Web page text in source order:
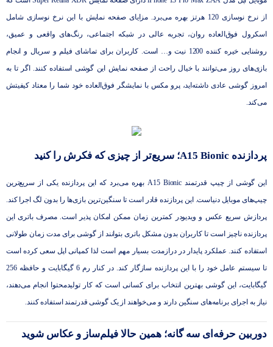
از نرخ نوسازی 120 هرتز بهره می‌برد. مزایای صفحه نمایش با این نرخ نوسازی شامل
اسکرول فوق‌العاده روان، تجربه عالی در شبکه اجتماعی، رنگ‌های واقعی و عمیق،
روشنایی خیره کننده 1200 نیت و… است. کاربران برای تماشای فیلم و سریال و انجام
بازی‌های روز می‌توانند با خیال راحت از صفحه نمایش این گوشی استفاده کنند. اگر تا به
امروز گوشی عادی داشته‌اید، پرو مکس با نمایشگر فوق‌العاده خود شما را معتاد کیفیتش
می‌کند.
پردازنده A15 Bionic؛ سریع‌تر از چیزی که فکرش را کنید
این گوشی از چیپ قدرتمند A15 Bionic بهره می‌برد که این پردازنده یکی از سریع‌ترین
چیپ‌های موبایل دنیاست. این پردازنده قادر است تا سنگین‌ترین بازی‌ها را بدون لگ اجرا کند.
پردازش سریع عکس و ویدیودر کمترین زمان ممکن امکان پذیر است. مصرف باتری این
پردازنده ناچیز است تا کاربران بدون مشکل باتری بتوانند از گوشی برای مدت زمان طولانی
استفاده کنند. عملکرد پایدار در درازمدت بسیار مهم است لذا کمپانی اپل سعی کرده است
تا سیستم عامل خود را با این پردازنده سازگار کند. در کنار رم 6 گیگابایت و حافظه 256
گیگابایت، این گوشی بهترین انتخاب برای کسانی است که کار تولیدمحتوا انجام می‌دهند،
نیاز به اجرای برنامه‌های سنگین دارند و می‌خواهند از یک گوشی قدرتمند استفاده کنند.
دوربین حرفه‌ای سه گانه؛ همین حالا فیلم‌ساز و عکاس شوید